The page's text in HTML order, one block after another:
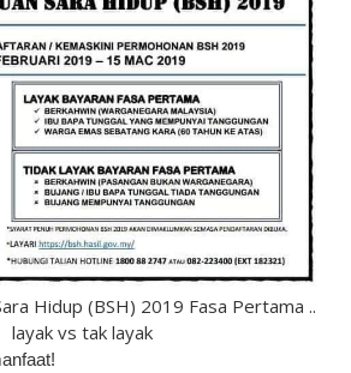
Hidup (BSH) 2019 Fasa Pertama ..
layak vs tak layak